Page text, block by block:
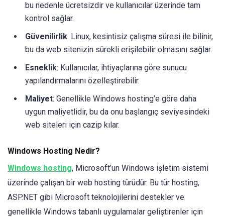
bu nedenle ücretsizdir ve kullanıcılar üzerinde tam
kontrol sağlar.
Güvenilirlik: Linux, kesintisiz çalışma süresi ile bilinir,
bu da web sitenizin sürekli erişilebilir olmasını sağlar.
Esneklik: Kullanıcılar, ihtiyaçlarına göre sunucu
yapılandırmalarını özelleştirebilir.
Maliyet: Genellikle Windows hosting’e göre daha
uygun maliyetlidir, bu da onu başlangıç seviyesindeki
web siteleri için cazip kılar.
Windows Hosting Nedir?
Windows hosting, Microsoft’un Windows işletim sistemi
üzerinde çalışan bir web hosting türüdür. Bu tür hosting,
ASP.NET gibi Microsoft teknolojilerini destekler ve
genellikle Windows tabanlı uygulamalar geliştirenler için